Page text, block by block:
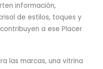
información,
de estilos, toques y
a ese Placer
las marcas, una vitrina